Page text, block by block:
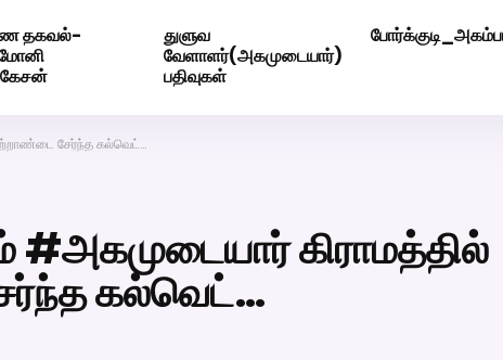
தகவல்-
துளுவ
வேளாளர்(அகமுடையார்)
பதிவுகள்
சேர்ந்த கல்வெட்…
கிராமத்தில்
கல்வெட்…
பெண் வீட்டாருக்கு 100% இலவச திருமண சேவை! வாட்ஸப் எண்: